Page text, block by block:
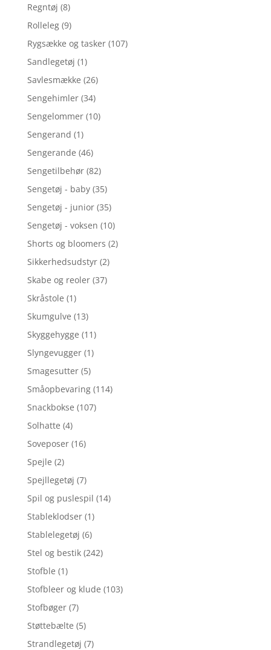
Regntøj (8)
Rolleleg (9)
Rygsække og tasker (107)
Sandlegetøj (1)
Savlesmække (26)
Sengehimler (34)
Sengelommer (10)
Sengerand (1)
Sengerande (46)
Sengetilbehør (82)
Sengetøj - baby (35)
Sengetøj - junior (35)
Sengetøj - voksen (10)
Shorts og bloomers (2)
Sikkerhedsudstyr (2)
Skabe og reoler (37)
Skråstole (1)
Skumgulve (13)
Skyggehygge (11)
Slyngevugger (1)
Smagesutter (5)
Småopbevaring (114)
Snackbokse (107)
Solhatte (4)
Soveposer (16)
Spejle (2)
Spejllegetøj (7)
Spil og puslespil (14)
Stableklodser (1)
Stablelegetøj (6)
Stel og bestik (242)
Stofble (1)
Stofbleer og klude (103)
Stofbøger (7)
Støttebælte (5)
Strandlegetøj (7)